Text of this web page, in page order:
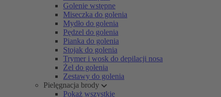
Golenie wstępne
Miseczka do golenia
Mydło do golenia
Pędzel do golenia
Pianka do golenia
Stojak do golenia
Trymer i wosk do depilacji nosa
Żel do golenia
Zestawy do golenia
Pielęgnacja brody
Pokaż wszystkie